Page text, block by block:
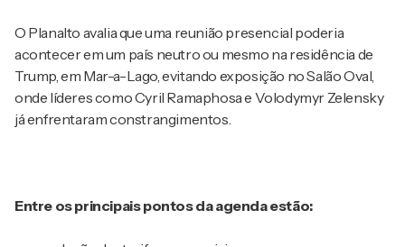
O Planalto avalia que uma reunião presencial poderia
acontecer em um país neutro ou mesmo na residência de
Trump, em Mar-a-Lago, evitando exposição no Salão Oval,
onde líderes como Cyril Ramaphosa e Volodymyr Zelensky
já enfrentaram constrangimentos.
Entre os principais pontos da agenda estão: